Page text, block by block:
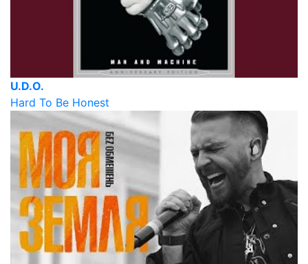
U.D.O.
Hard To Be Honest